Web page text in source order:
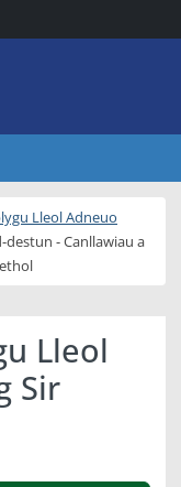
Lleol Adneuo
destun - Canllawiau a
Lleol
Sir